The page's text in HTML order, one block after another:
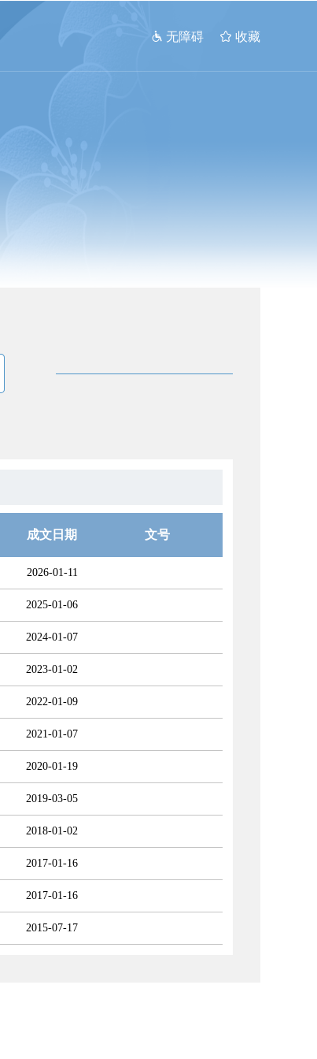
 无障碍  收藏
成文日期 文号
2026-01-11
2025-01-06
2024-01-07
2023-01-02
2022-01-09
2021-01-07
2020-01-19
2019-03-05
2018-01-02
2017-01-16
2017-01-16
2015-07-17